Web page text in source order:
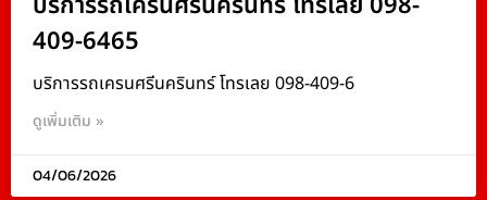
409-6465
บริการรถเครนศรีนครินทร์ โทรเลย 098-409-6
ดูเพิ่มเติม »
04/06/2026